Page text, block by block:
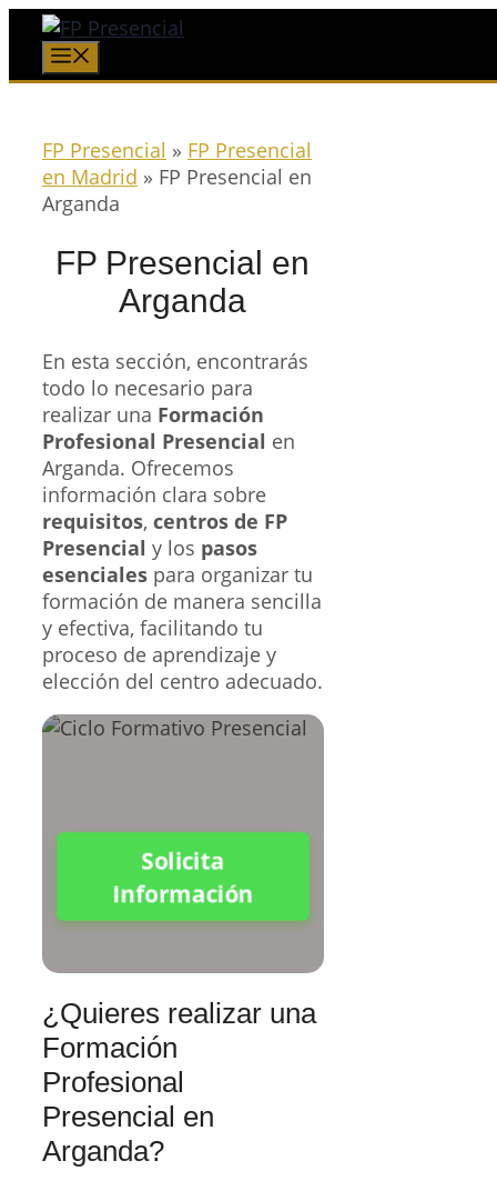
Saltar
contenido
FP Presencial » FP Presencial
en Madrid » FP Presencial en
Arganda
FP Presencial en
Arganda
En esta sección, encontrarás
todo lo necesario para
realizar una Formación
Profesional Presencial en
Arganda. Ofrecemos
información clara sobre
requisitos, centros de FP
Presencial y los pasos
esenciales para organizar tu
formación de manera sencilla
y efectiva, facilitando tu
proceso de aprendizaje y
elección del centro adecuado.
Solicita
Información
¿Quieres realizar una
Formación
Profesional
Presencial en
Arganda?